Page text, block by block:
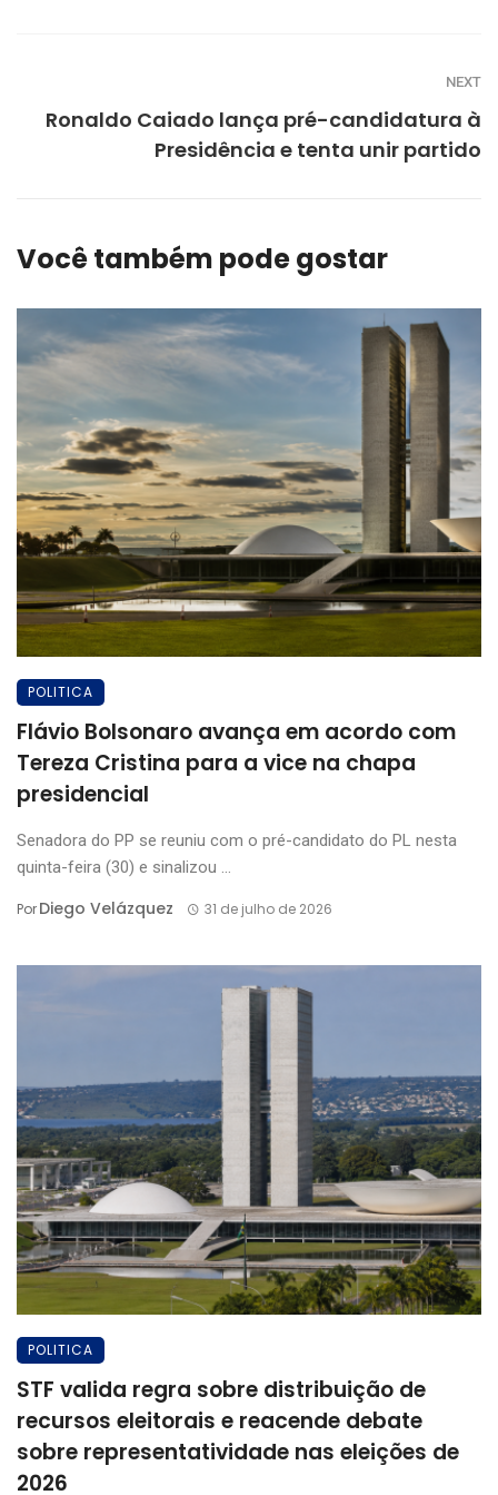
NEXT
Ronaldo Caiado lança pré-candidatura à
Presidência e tenta unir partido
Você também pode gostar
POLITICA
Flávio Bolsonaro avança em acordo com
Tereza Cristina para a vice na chapa
presidencial
Senadora do PP se reuniu com o pré-candidato do PL nesta
quinta-feira (30) e sinalizou ...
PorDiego Velázquez 31 de julho de 2026
POLITICA
STF valida regra sobre distribuição de
recursos eleitorais e reacende debate
sobre representatividade nas eleições de
2026